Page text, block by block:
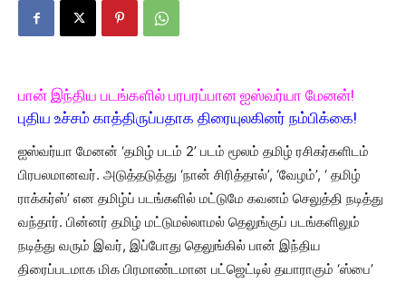
பான் இந்திய படங்களில் பரபரப்பான ஐஸ்வர்யா மேனன்!
புதிய உச்சம் காத்திருப்பதாக திரையுலகினர் நம்பிக்கை!
ஐஸ்வர்யா மேனன் ‘தமிழ் படம் 2’ படம் மூலம் தமிழ் ரசிகர்களிடம்
பிரபலமானவர். அடுத்தடுத்து ‘நான் சிரித்தால்’, ‘வேழம்’, ‘ தமிழ்
ராக்கர்ஸ்’ என தமிழ்ப் படங்களில் மட்டுமே கவனம் செலுத்தி நடித்து
வந்தார். பின்னர் தமிழ் மட்டுமல்லாமல் தெலுங்குப் படங்களிலும்
நடித்து வரும் இவர், இப்போது தெலுங்கில் பான் இந்திய
திரைப்படமாக மிக பிரமாண்டமான பட்ஜெட்டில் தயாராகும் ‘ஸ்பை’